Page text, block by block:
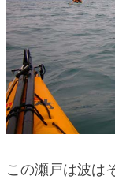
この瀬戸は波は